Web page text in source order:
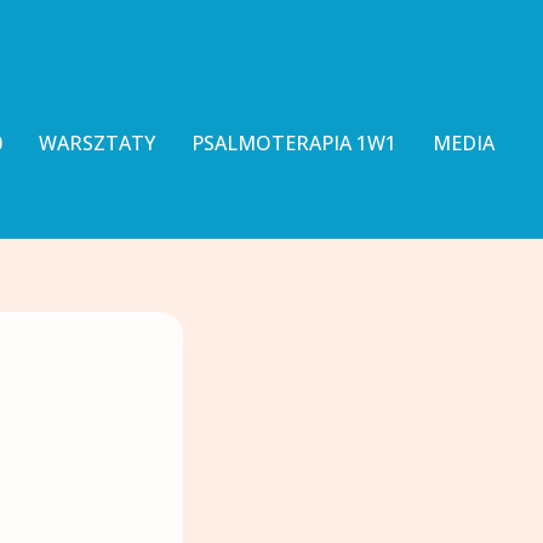
WARSZTATY PSALMOTERAPIA 1W1 MEDIA